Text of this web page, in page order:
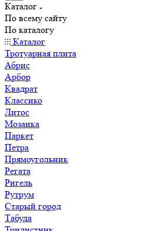
Каталог
По всему сайту
По каталогу
Каталог
Тротуарная плита
Абрис
Арбор
Квадрат
Классико
Литос
Мозаика
Паркет
Петра
Прямоугольник
Регата
Ригель
Рутрум
Старый город
Табула